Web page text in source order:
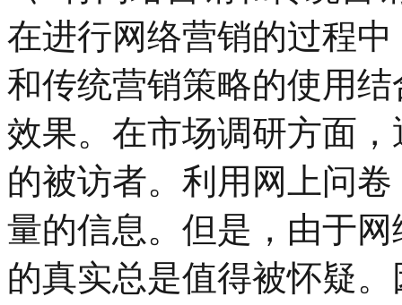
在进行网络营销的过程
和传统营销策略的使用
效果。在市场调研方面
的被访者。利用网上问
量的信息。但是，由于
的真实总是值得被怀疑